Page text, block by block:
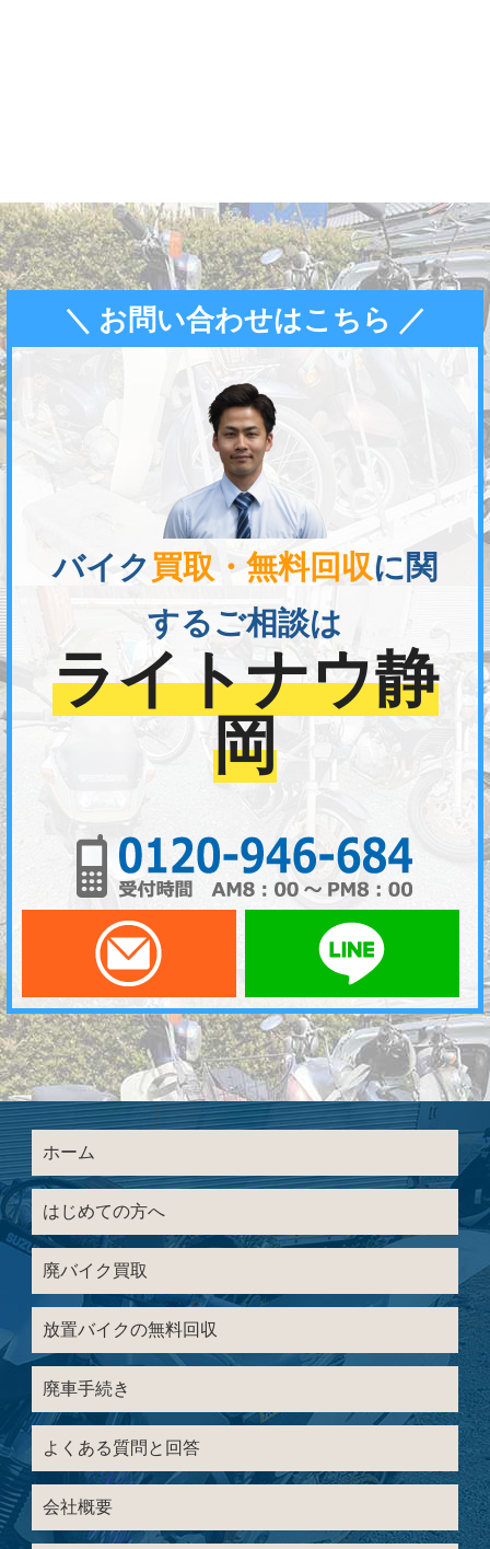
＼ お問い合わせはこちら ／
バイク 買取・無料回収に関
するご相談は
ライトナウ静
岡
メールでお問い合わせ
ホーム
はじめての方へ
廃バイク買取
放置バイクの無料回収
廃車手続き
よくある質問と回答
会社概要